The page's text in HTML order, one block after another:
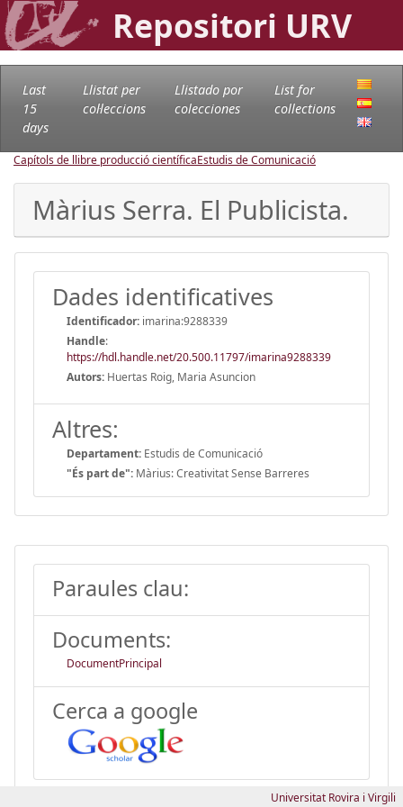
Repositori URV
Last
15
days
Llistat per
col·leccions
Llistado por
colecciones
List for
collections
Capítols de llibre producció científicaEstudis de Comunicació
Màrius Serra. El Publicista.
Dades identificatives
Identificador: imarina:9288339
Handle:
https://hdl.handle.net/20.500.11797/imarina9288339
Autors: Huertas Roig, Maria Asuncion
Altres:
Departament: Estudis de Comunicació
"És part de": Màrius: Creativitat Sense Barreres
Paraules clau:
Documents:
DocumentPrincipal
Cerca a google
Universitat Rovira i Virgili